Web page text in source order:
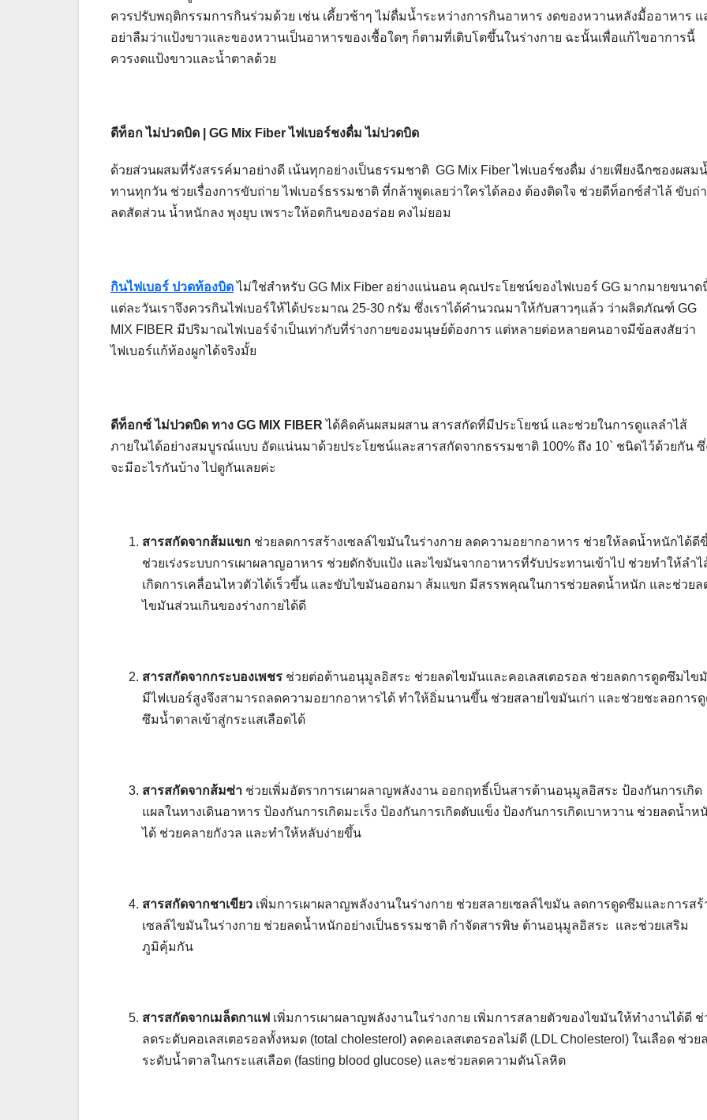
ควรปรับพฤติกรรมการกินร่วมด้วย เช่น เคี้ยวช้าๆ ไม่ดื่มน้ำระหว่างการกินอาหาร งดของหวานหลังมื้ออาหาร แ
อย่าลืมว่าแป้งขาวและของหวานเป็นอาหารของเชื้อใดๆ ก็ตามที่เติบโตขึ้นในร่างกาย ฉะนั้นเพื่อแก้ไขอาการนี้
ควรงดแป้งขาวและน้ำตาลด้วย
ดีท็อก ไม่ปวดบิด | GG Mix Fiber ไฟเบอร์ชงดื่ม ไม่ปวดบิด
ด้วยส่วนผสมที่รังสรรค์มาอย่างดี เน้นทุกอย่างเป็นธรรมชาติ GG Mix Fiber ไฟเบอร์ชงดื่ม ง่ายเพียงฉีกซองผสม
ทานทุกวัน ช่วยเรื่องการขับถ่าย ไฟเบอร์ธรรมชาติ ที่กล้าพูดเลยว่าใครได้ลอง ต้องติดใจ ช่วยดีท็อกซ์สำไล้ ขับถ่
ลดสัดส่วน น้ำหนักลง พุงยุบ เพราะให้อดกินของอร่อย คงไม่ยอม
กินไฟเบอร์ ปวดท้องบิดไม่ใช่สำหรับ GG Mix Fiber อย่างแน่นอน คุณประโยชน์ของไฟเบอร์ GG มากมายขนาด
แต่ละวันเราจึงควรกินไฟเบอร์ให้ได้ประมาณ 25-30 กรัม ซึ่งเราได้คำนวณมาให้กับสาวๆแล้ว ว่าผลิตภัณฑ์ GG
MIX FIBER มีปริมาณไฟเบอร์จำเป็นเท่ากับที่ร่างกายของมนุษย์ต้องการ แต่หลายต่อหลายคนอาจมีข้อสงสัยว่า
ไฟเบอร์แก้ท้องผูกได้จริงมั้ย
ดีท็อกซ์ ไม่ปวดบิด ทาง GG MIX FIBER ได้คิดค้นผสมผสาน สารสกัดที่มีประโยชน์ และช่วยในการดูแลลำไส้
ภายในได้อย่างสมบูรณ์แบบ อัดแน่นมาด้วยประโยชน์และสารสกัดจากธรรมชาติ 100% ถึง 10` ชนิดไว้ด้วยกัน ซึ่
จะมีอะไรกันบ้าง ไปดูกันเลยค่ะ
สารสกัดจากส้มแขก ช่วยลดการสร้างเซลล์ไขมันในร่างกาย ลดความอยากอาหาร ช่วยให้ลดน้ำหนักได้ดี
ช่วยเร่งระบบการเผาผลาญอาหาร ช่วยดักจับแป้ง และไขมันจากอาหารที่รับประทานเข้าไป ช่วยทำให้ลำไ
เกิดการเคลื่อนไหวตัวได้เร็วขึ้น และขับไขมันออกมา ส้มแขก มีสรรพคุณในการช่วยลดน้ำหนัก และช่วยล
ไขมันส่วนเกินของร่างกายได้ดี
สารสกัดจากกระบองเพชร ช่วยต่อต้านอนุมูลอิสระ ช่วยลดไขมันและคอเลสเตอรอล ช่วยลดการดูดซึมไข
มีไฟเบอร์สูงจึงสามารถลดความอยากอาหารได้ ทำให้อิ่มนานขึ้น ช่วยสลายไขมันเก่า และช่วยชะลอการ
ซึมน้ำตาลเข้าสู่กระแสเลือดได้
สารสกัดจากส้มซ่า ช่วยเพิ่มอัตราการเผาผลาญพลังงาน ออกฤทธิ์เป็นสารต้านอนุมูลอิสระ ป้องกันการเกิด
แผลในทางเดินอาหาร ป้องกันการเกิดมะเร็ง ป้องกันการเกิดตับแข็ง ป้องกันการเกิดเบาหวาน ช่วยลดน้ำห
ได้ ช่วยคลายกังวล และทำให้หลับง่ายขึ้น
สารสกัดจากชาเขียว เพิ่มการเผาผลาญพลังงานในร่างกาย ช่วยสลายเซลล์ไขมัน ลดการดูดซึมและการสร้
เซลล์ไขมันในร่างกาย ช่วยลดน้ำหนักอย่างเป็นธรรมชาติ กำจัดสารพิษ ต้านอนุมูลอิสระ และช่วยเสริม
ภูมิคุ้มกัน
สารสกัดจากเมล็ดกาแฟ เพิ่มการเผาผลาญพลังงานในร่างกาย เพิ่มการสลายตัวของไขมันให้ทำงานได้ดี ช่
ลดระดับคอเลสเตอรอลทั้งหมด (total cholesterol) ลดคอเลสเตอรอลไม่ดี (LDL Cholesterol) ในเลือด ช่วย
ระดับน้ำตาลในกระแสเลือด (fasting blood glucose) และช่วยลดความดันโลหิต